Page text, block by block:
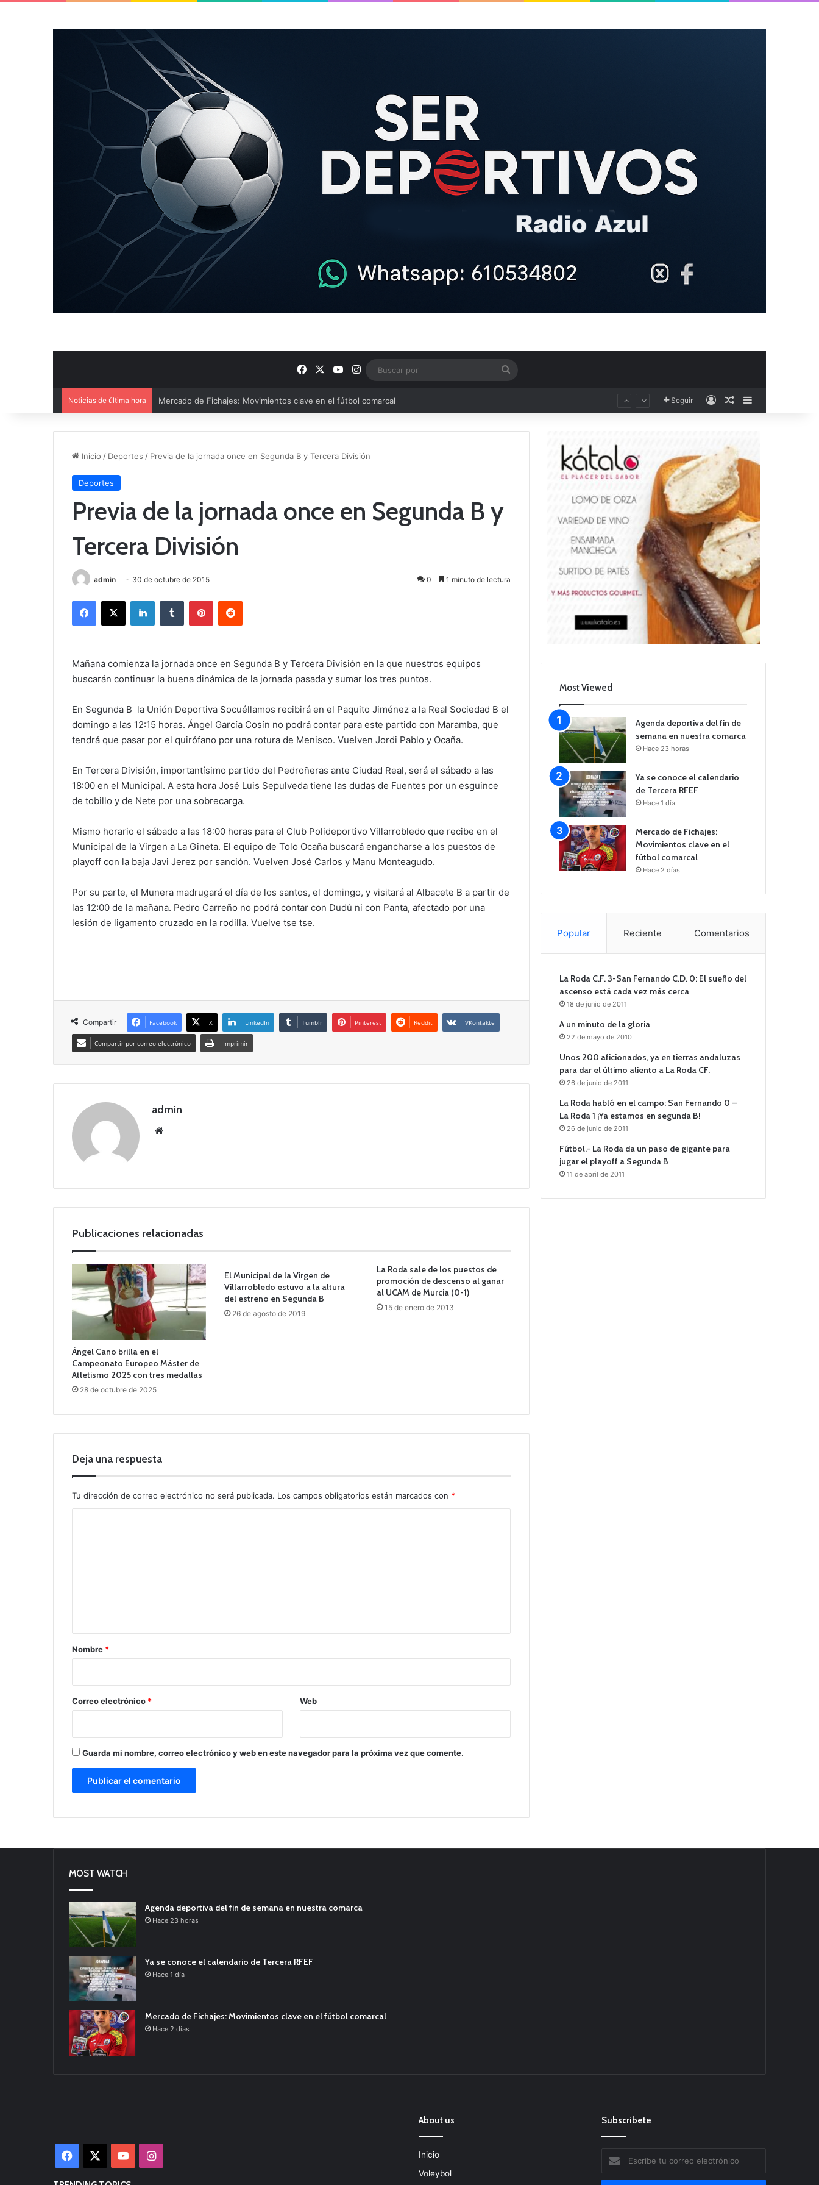
FacebookYouTube
Instagram
Noticias de última hora El CB Villarrobledo y el CB Criptana continúan perfilando sus plantillas Seguir AccesoPublicación al
Inicio / Deportes / Previa de la jornada once en Segunda B y Tercera División
Deportes
Previa de la jornada once en Segunda B y
Tercera División
admin 30 de octubre de 2015 0 1 minuto de lectura
Mañana comienza la jornada once en Segunda B y Tercera División en la que nuestros equipos
buscarán continuar la buena dinámica de la jornada pasada y sumar los tres puntos.
En Segunda B la Unión Deportiva Socuéllamos recibirá en el Paquito Jiménez a la Real Sociedad B el
domingo a las 12:15 horas. Ángel García Cosín no podrá contar para este partido con Maramba, que
tendrá que pasar por el quirófano por una rotura de Menisco. Vuelven Jordi Pablo y Ocaña.
En Tercera División, importantísimo partido del Pedroñeras ante Ciudad Real, será el sábado a las
18:00 en el Municipal. A esta hora José Luis Sepulveda tiene las dudas de Fuentes por un esguince
de tobillo y de Nete por una sobrecarga.
Mismo horario el sábado a las 18:00 horas para el Club Polideportivo Villarrobledo que recibe en el
Municipal de la Virgen a La Gineta. El equipo de Tolo Ocaña buscará engancharse a los puestos de
playoff con la baja Javi Jerez por sanción. Vuelven José Carlos y Manu Monteagudo.
Por su parte, el Munera madrugará el día de los santos, el domingo, y visitará al Albacete B a partir de
las 12:00 de la mañana. Pedro Carreño no podrá contar con Dudú ni con Panta, afectado por una
lesión de ligamento cruzado en la rodilla. Vuelve tse tse.
Compartir Facebook X LinkedIn Tumblr Pinterest Reddit VKontakte
Compartir por correo electrónico Imprimir
admin
Publicaciones relacionadas
Ángel Cano brilla en el
Campeonato Europeo Máster de
Atletismo 2025 con tres medallas
28 de octubre de 2025
El Municipal de la Virgen de
Villarrobledo estuvo a la altura
del estreno en Segunda B
26 de agosto de 2019
La Roda sale de los puestos de
promoción de descenso al ganar
al UCAM de Murcia (0-1)
15 de enero de 2013
Deja una respuesta
Tu dirección de correo electrónico no será publicada. Los campos obligatorios están marcados con *
r
*
Nombre *
Correo electrónico * Web
Guarda mi nombre, correo electrónico y web en este navegador para la próxima vez que comente.
Most Viewed
Agenda deportiva del fin de
semana en nuestra comarca
Hace 23 horas
Ya se conoce el calendario
de Tercera RFEF
Hace 1 día
Mercado de Fichajes:
Movimientos clave en el
fútbol comarcal
Hace 2 días
Popular Reciente Comentarios
La Roda C.F. 3-San Fernando C.D. 0: El sueño del
ascenso está cada vez más cerca
18 de junio de 2011
A un minuto de la gloria
22 de mayo de 2010
Unos 200 aficionados, ya en tierras andaluzas
para dar el último aliento a La Roda CF.
26 de junio de 2011
La Roda habló en el campo: San Fernando 0 –
La Roda 1 ¡Ya estamos en segunda B!
26 de junio de 2011
Fútbol.- La Roda da un paso de gigante para
jugar el playoff a Segunda B
11 de abril de 2011
MOST WATCH
Agenda deportiva del fin de semana en nuestra comarca
Hace 23 horas
Ya se conoce el calendario de Tercera RFEF
Hace 1 día
Mercado de Fichajes: Movimientos clave en el fútbol comarcal
Hace 2 días
Facebook YouTubeInstagram
About us
Inicio
Voleybol
Subscribete
tu
correo